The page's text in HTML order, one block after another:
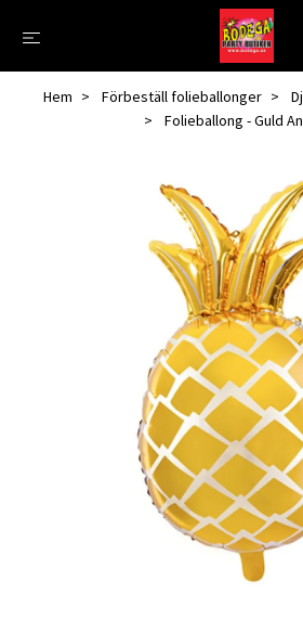
Hem Förbeställ folieballonger
Folieballong - Guld